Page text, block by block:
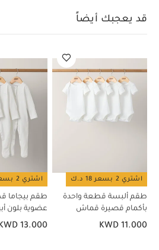
طقم بيجاما قطعة واحدة عضوية بلون
بأكمام قصيرة - أبيض
قد يعجبك أيضاً
اشتري 2 بسعر 18 د.ك
طقم ألبسة قطعة واحدة
بأكمام قصيرة قماش
عضوي بلون أبيض - 5 قطع
KWD 11.000
اشتري 2 بسعر 18 د.ك
طقم بيجاما
عضوية بلون أبيض
13.000